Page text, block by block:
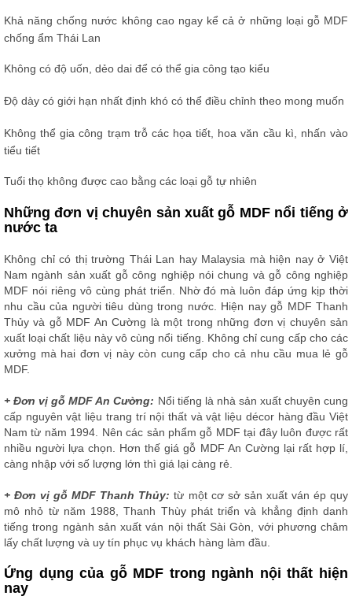
Khả năng chống nước không cao ngay kể cả ở những loại gỗ MDF
chống ẩm Thái Lan
Không có độ uốn, dẻo dai để có thể gia công tạo kiểu
Độ dày có giới hạn nhất định khó có thể điều chỉnh theo mong muốn
Không thể gia công trạm trỗ các họa tiết, hoa văn cầu kì, nhấn vào
tiểu tiết
Tuổi thọ không được cao bằng các loại gỗ tự nhiên
Những đơn vị chuyên sản xuất gỗ MDF nổi tiếng ở
nước ta
Không chỉ có thị trường Thái Lan hay Malaysia mà hiện nay ở Việt
Nam ngành sản xuất gỗ công nghiệp nói chung và gỗ công nghiệp
MDF nói riêng vô cùng phát triển. Nhờ đó mà luôn đáp ứng kịp thời
nhu cầu của người tiêu dùng trong nước. Hiện nay gỗ MDF Thanh
Thủy và gỗ MDF An Cường là một trong những đơn vị chuyên sản
xuất loại chất liệu này vô cùng nổi tiếng. Không chỉ cung cấp cho các
xưởng mà hai đơn vị này còn cung cấp cho cả nhu cầu mua lẻ gỗ
MDF.
+ Đơn vị gỗ MDF An Cường: Nổi tiếng là nhà sản xuất chuyên cung
cấp nguyên vật liệu trang trí nội thất và vật liệu décor hàng đầu Việt
Nam từ năm 1994. Nên các sản phẩm gỗ MDF tại đây luôn được rất
nhiều người lựa chọn. Hơn thế giá gỗ MDF An Cường lại rất hợp lí,
càng nhập với số lượng lớn thì giá lại càng rẻ.
+ Đơn vị gỗ MDF Thanh Thủy:từ một cơ sở sản xuất ván ép quy
mô nhỏ từ năm 1988, Thanh Thùy phát triển và khẳng định danh
tiếng trong ngành sản xuất ván nội thất Sài Gòn, với phương châm
lấy chất lượng và uy tín phục vụ khách hàng làm đầu.
Ứng dụng của gỗ MDF trong ngành nội thất hiện
nay